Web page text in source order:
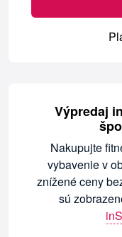
Výpredaj
Nakupujte
vybavenie v
znížené ceny
sú